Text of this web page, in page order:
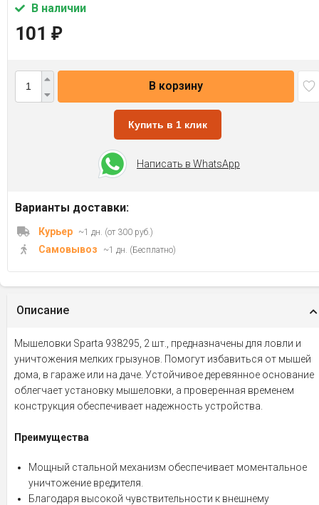
В наличии
101 ₽
В корзину
Купить в 1 клик
Написать в WhatsApp
Варианты доставки:
Курьер ~1 дн. (от 300 руб.)
Самовывоз ~1 дн. (Бесплатно)
Описание
Мышеловки Sparta 938295, 2 шт., предназначены для ловли и
уничтожения мелких грызунов. Помогут избавиться от мышей
дома, в гараже или на даче. Устойчивое деревянное основание
облегчает установку мышеловки, а проверенная временем
конструкция обеспечивает надежность устройства.
Преимущества
Мощный стальной механизм обеспечивает моментальное
уничтожение вредителя.
Благодаря высокой чувствительности к внешнему